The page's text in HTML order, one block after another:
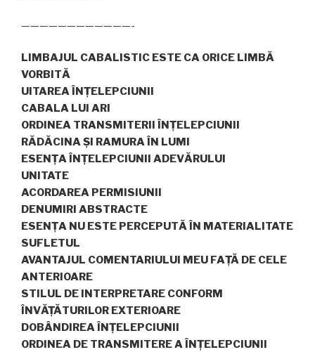
————————————-
LIMBAJUL CABALISTIC ESTE CA ORICE LIMBĂ
VORBITĂ
UITAREA ÎNȚELEPCIUNII
CABALA LUI ARI
ORDINEA TRANSMITERII ÎNȚELEPCIUNII
RĂDĂCINAŞI RAMURA ÎN LUMI
ESENŢA ÎNŢELEPCIUNII ADEVĂRULUI
UNITATE
ACORDAREA PERMISIUNII
DENUMIRI ABSTRACTE
ESENŢA NU ESTE PERCEPUTĂ ÎN MATERIALITATE
SUFLETUL
AVANTAJUL COMENTARIULUI MEU FAŢĂ DE CELE
ANTERIOARE
STILUL DE INTERPRETARE CONFORM
ÎNVĂŢĂTURILOR EXTERIOARE
DOBÂNDIREA ÎNŢELEPCIUNII
ORDINEA DE TRANSMITERE A ÎNŢELEPCIUNII